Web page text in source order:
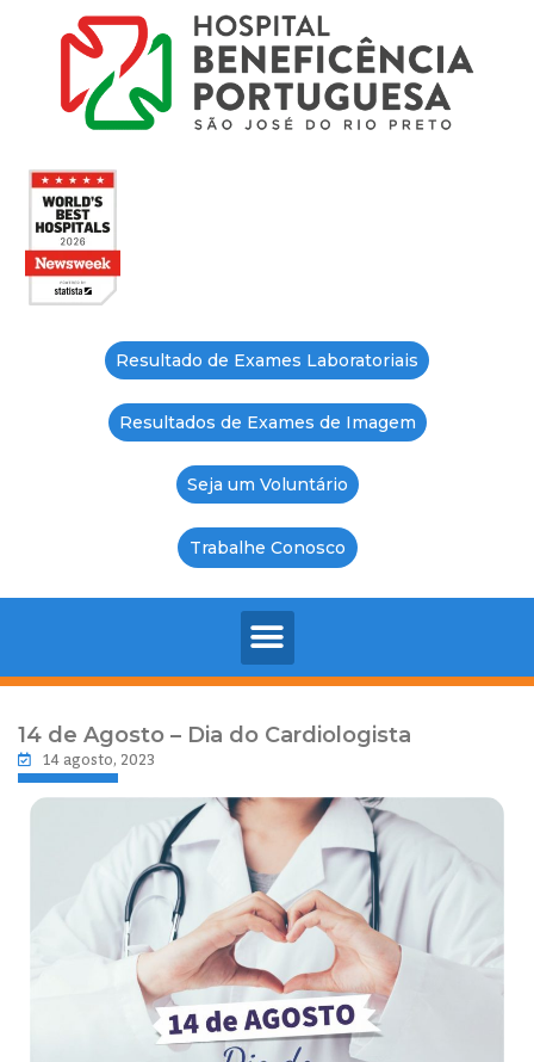
Resultado de Exames Laboratoriais
Resultados de Exames de Imagem
Seja um Voluntário
Trabalhe Conosco
14 de Agosto – Dia do Cardiologista
14 agosto, 2023